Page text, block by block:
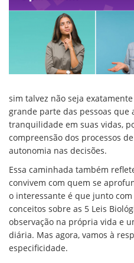
sim talvez não seja
grande parte das pessoas que
tranquilidade em suas vidas,
compreensão dos processos
autonomia nas decisões.
Essa caminhada também
convivem com quem se
o interessante é que junto
conceitos sobre as 5 Leis
observação na própria vida e
diária. Mas agora, vamos à
especificidade.